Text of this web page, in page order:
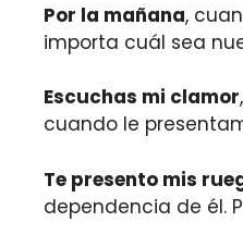
Por la mañana,
importa cuál sea
Escuchas mi clamor
cuando le
Te presento mis
dependencia de él.